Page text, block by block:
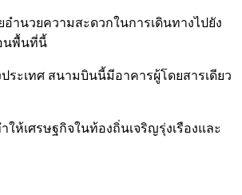
ำนวยความสะดวกในการเดินทางไปยัง
นพื้นที่นี้
ระเทศ สนามบินนี้มีอาคารผู้โดยสารเดียว
ห้เศรษฐกิจในท้องถิ่นเจริญรุ่งเรืองและ